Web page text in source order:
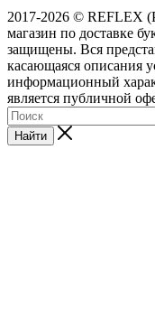
2017-2026 © REFLEX
магазин по доставке
защищены. Вся
касающаяся описания
информационный
является публичной
Найти